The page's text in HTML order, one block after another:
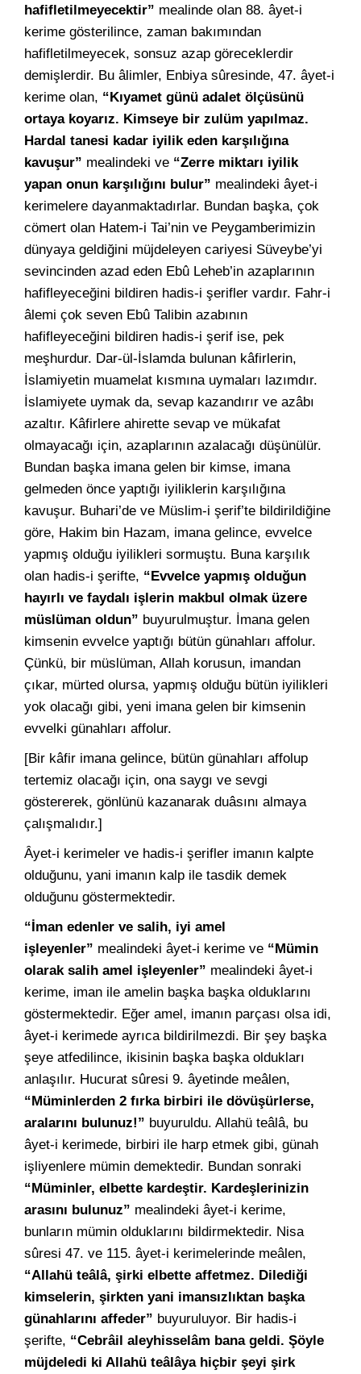
hafifletilmeyecektir” mealinde olan 88. âyet-i
kerime gösterilince, zaman bakımından
hafifletilmeyecek, sonsuz azap göreceklerdir
demişlerdir. Bu âlimler, Enbiya sûresinde, 47. âyet-i
kerime olan, “Kıyamet günü adalet ölçüsünü
ortaya koyarız. Kimseye bir zulüm yapılmaz.
Hardal tanesi kadar iyilik eden karşılığına
kavuşur” mealindeki ve “Zerre miktarı iyilik
yapan onun karşılığını bulur” mealindeki âyet-i
kerimelere dayanmaktadırlar. Bundan başka, çok
cömert olan Hatem-i Tai’nin ve Peygamberimizin
dünyaya geldiğini müjdeleyen cariyesi Süveybe’yi
sevincinden azad eden Ebû Leheb’in azaplarının
hafifleyeceğini bildiren hadis-i şerifler vardır. Fahr-i
âlemi çok seven Ebû Talibin azabının
hafifleyeceğini bildiren hadis-i şerif ise, pek
meşhurdur. Dar-ül-İslamda bulunan kâfirlerin,
İslamiyetin muamelat kısmına uymaları lazımdır.
İslamiyete uymak da, sevap kazandırır ve azâbı
azaltır. Kâfirlere ahirette sevap ve mükafat
olmayacağı için, azaplarının azalacağı düşünülür.
Bundan başka imana gelen bir kimse, imana
gelmeden önce yaptığı iyiliklerin karşılığına
kavuşur. Buhari’de ve Müslim-i şerif’te bildirildiğine
göre, Hakim bin Hazam, imana gelince, evvelce
yapmış olduğu iyilikleri sormuştu. Buna karşılık
olan hadis-i şerifte, “Evvelce yapmış olduğun
hayırlı ve faydalı işlerin makbul olmak üzere
müslüman oldun” buyurulmuştur. İmana gelen
kimsenin evvelce yaptığı bütün günahları affolur.
Çünkü, bir müslüman, Allah korusun, imandan
çıkar, mürted olursa, yapmış olduğu bütün iyilikleri
yok olacağı gibi, yeni imana gelen bir kimsenin
evvelki günahları affolur.
[Bir kâfir imana gelince, bütün günahları affolup
tertemiz olacağı için, ona saygı ve sevgi
göstererek, gönlünü kazanarak duâsını almaya
çalışmalıdır.]
Âyet-i kerimeler ve hadis-i şerifler imanın kalpte
olduğunu, yani imanın kalp ile tasdik demek
olduğunu göstermektedir.
“İman edenler ve salih, iyi amel
işleyenler” mealindeki âyet-i kerime ve “Mümin
olarak salih amel işleyenler” mealindeki âyet-i
kerime, iman ile amelin başka başka olduklarını
göstermektedir. Eğer amel, imanın parçası olsa idi,
âyet-i kerimede ayrıca bildirilmezdi. Bir şey başka
şeye atfedilince, ikisinin başka başka oldukları
anlaşılır. Hucurat sûresi 9. âyetinde meâlen,
“Müminlerden 2 fırka birbiri ile dövüşürlerse,
aralarını bulunuz!” buyuruldu. Allahü teâlâ, bu
âyet-i kerimede, birbiri ile harp etmek gibi, günah
işliyenlere mümin demektedir. Bundan sonraki
“Müminler, elbette kardeştir. Kardeşlerinizin
arasını bulunuz” mealindeki âyet-i kerime,
bunların mümin olduklarını bildirmektedir. Nisa
sûresi 47. ve 115. âyet-i kerimelerinde meâlen,
“Allahü teâlâ, şirki elbette affetmez. Dilediği
kimselerin, şirkten yani imansızlıktan başka
günahlarını affeder” buyuruluyor. Bir hadis-i
şerifte, “Cebrâil aleyhisselâm bana geldi. Şöyle
müjdeledi ki Allahü teâlâya hiçbir şeyi şirk